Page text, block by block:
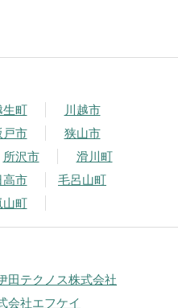
生町
川越市
戸市
狭山市
所沢市
滑川町
高市
毛呂山町
山町
田テクノス株式会社
会社エフケイ